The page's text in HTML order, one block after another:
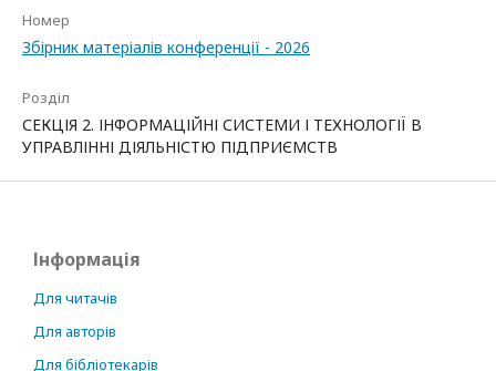
Номер
Збірник матеріалів конференції - 2026
Розділ
СЕКЦІЯ 2. ІНФОРМАЦІЙНІ СИСТЕМИ І ТЕХНОЛОГІЇ В
УПРАВЛІННІ ДІЯЛЬНІСТЮ ПІДПРИЄМСТВ
Інформація
Для читачів
Для авторів
Для бібліотекарів